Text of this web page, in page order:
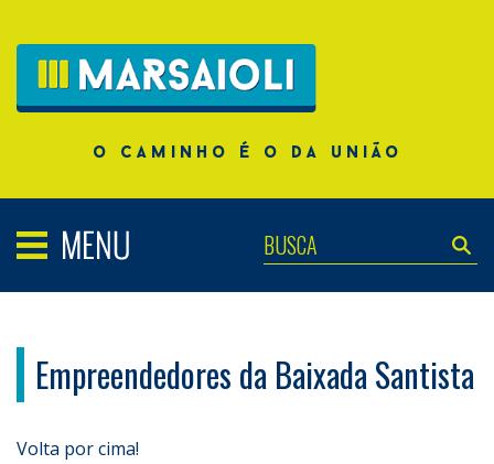
o caminho é o da união
Empreendedores da Baixada Santista
Volta por cima!